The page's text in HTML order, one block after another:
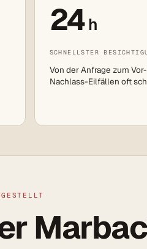
24h
SCHNELLSTER
Von der Anfrage zum
Nachlass-Eilfällen oft